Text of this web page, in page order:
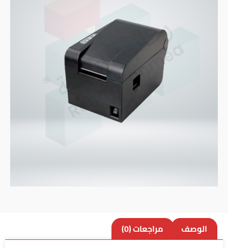
الوصف مراجعات (0)